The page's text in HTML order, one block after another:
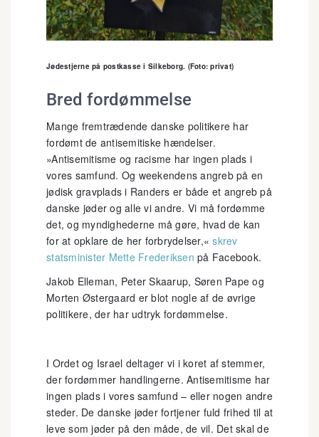
Jødestjerne på postkasse i Silkeborg. (Foto: privat)
Bred fordømmelse
Mange fremtrædende danske politikere har
fordømt de antisemitiske hændelser.
»Antisemitisme og racisme har ingen plads i
vores samfund. Og weekendens angreb på en
jødisk gravplads i Randers er både et angreb på
danske jøder og alle vi andre. Vi må fordømme
det, og myndighederne må gøre, hvad de kan
for at opklare de her forbrydelser,«skrev
statsminister Mette Frederiksen på Facebook.
Jakob Elleman, Peter Skaarup, Søren Pape og
Morten Østergaard er blot nogle af de øvrige
politikere, der har udtryk fordømmelse.
I Ordet og Israel deltager vi i koret af stemmer,
der fordømmer handlingerne. Antisemitisme har
ingen plads i vores samfund – eller nogen andre
steder. De danske jøder fortjener fuld frihed til at
leve som jøder på den måde, de vil. Det skal de